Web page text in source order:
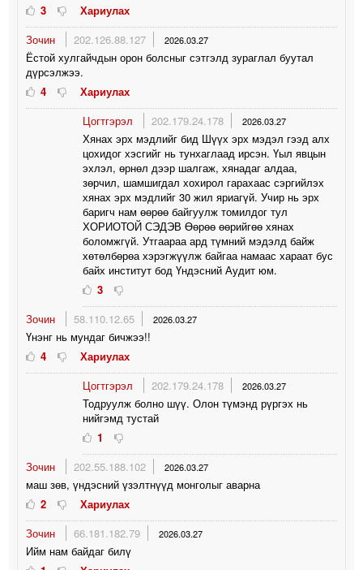
3
Хариулах
Зочин
202.126.88.127 2026.03.27
Ёстой хулгайчдын орон болсныг сэтгэлд зураглал буутал
дүрсэлжээ.
4
Хариулах
Цогтгэрэл
202.179.24.178 2026.03.27
Хянах эрх мэдлийг бид Шүүх эрх мэдэл гээд алх
цохидог хэсгийг нь тунхаглаад ирсэн. Үыл явцын
эхлэл, өрнөл дээр шалгаж, хянадаг алдаа,
зөрчил, шамшигдал хохирол гарахаас сэргийлэх
хянах эрх мэдлийг 30 жил яриагүй. Учир нь эрх
баригч нам өөрөө байгуулж томилдог тул
ХОРИОТОЙ СЭДЭВ Өөрөө өөрийгөө хянах
боломжгүй. Утгаараа ард түмний мэдэлд байж
хөтөлбөрөа хэрэгжүүлж байгаа намаас хараат бус
байх институт бод Үндэсний Аудит юм.
3
Зочин
58.110.12.65 2026.03.27
Үнэнг нь мундаг бичжээ!!
4
Хариулах
Цогтгэрэл
202.179.24.178 2026.03.27
Тодруулж болно шүү. Олон түмэнд рүргэх нь
нийгэмд тустай
1
Зочин
202.55.188.102 2026.03.27
маш зөв, үндэсний үзэлтнүүд монголыг аварна
2
Хариулах
Зочин
66.181.182.79 2026.03.27
Ийм нам байдаг билү